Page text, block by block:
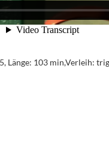
Länge: 103 min,Verleih: